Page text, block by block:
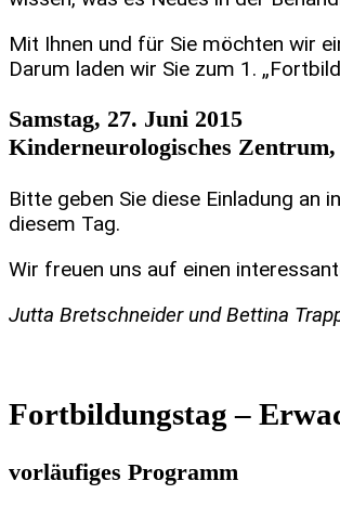
Mit Ihnen und für Sie möchten wir
Darum laden wir Sie zum 1.
Samstag, 27. Juni 2015
Kinderneurologisches
Bitte geben Sie diese Einladung an
diesem Tag.
Wir freuen uns auf einen
Jutta Bretschneider und Bettina
Fortbildungstag –
vorläufiges Programm